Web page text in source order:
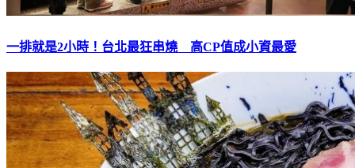
一排就是2小時！台北最狂串燒 高CP值成小資最愛